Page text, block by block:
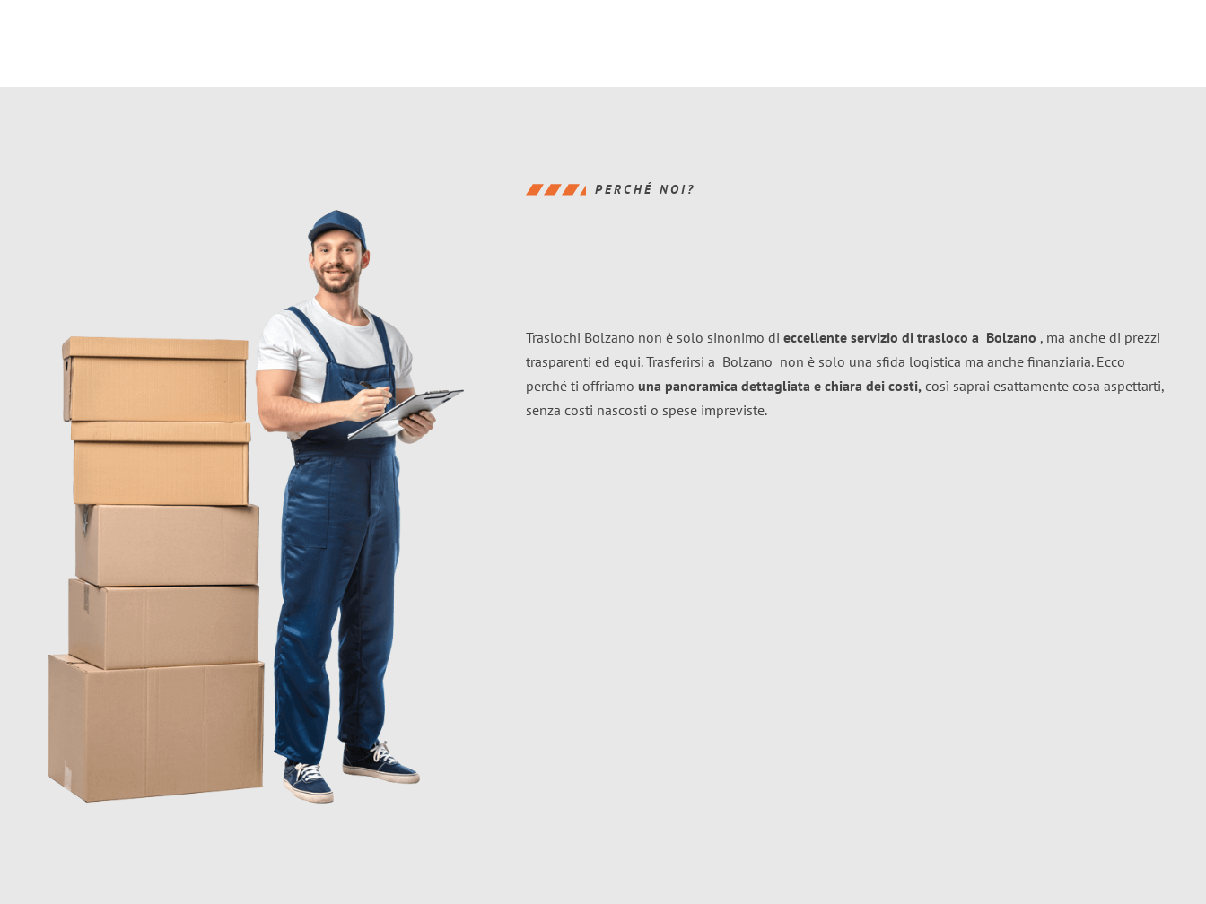
PERCHÉ NOI?
Traslochi Bolzano non è solo sinonimo di eccellente servizio di trasloco a Bolzano , ma anche di prezzi
trasparenti ed equi. Trasferirsi a Bolzano non è solo una sfida logistica ma anche finanziaria. Ecco
perché ti offriamo una panoramica dettagliata e chiara dei costi, così saprai esattamente cosa aspettarti,
senza costi nascosti o spese impreviste.